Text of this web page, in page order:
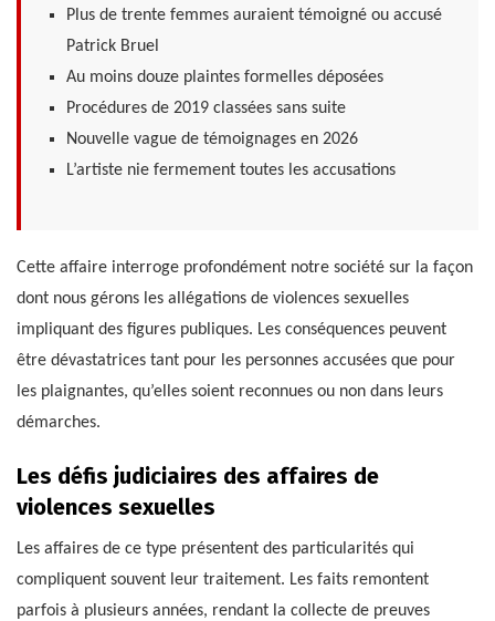
Plus de trente femmes auraient témoigné ou accusé
Patrick Bruel
Au moins douze plaintes formelles déposées
Procédures de 2019 classées sans suite
Nouvelle vague de témoignages en 2026
L’artiste nie fermement toutes les accusations
Cette affaire interroge profondément notre société sur la façon
dont nous gérons les allégations de violences sexuelles
impliquant des figures publiques. Les conséquences peuvent
être dévastatrices tant pour les personnes accusées que pour
les plaignantes, qu’elles soient reconnues ou non dans leurs
démarches.
Les défis judiciaires des affaires de
violences sexuelles
Les affaires de ce type présentent des particularités qui
compliquent souvent leur traitement. Les faits remontent
parfois à plusieurs années, rendant la collecte de preuves